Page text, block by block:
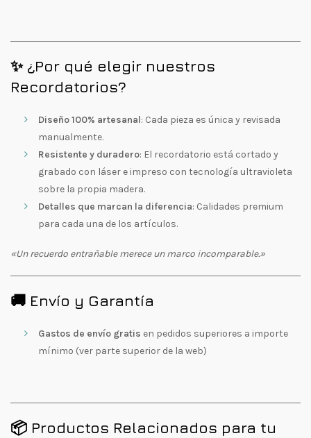
✨ ¿Por qué elegir nuestros
Recordatorios?
Diseño 100% artesanal: Cada pieza es única y revisada
manualmente.
Resistente y duradero: El recordatorio está cortado y
grabado con láser e impreso con tecnología ultravioleta
sobre la propia madera.
Detalles que marcan la diferencia: Calidades premium
para cada una de los artículos.
«Un recuerdo entrañable merece un marco incomparable.»
🚚 Envío y Garantía
Gastos de envío gratis en pedidos superiores a importe
mínimo (ver parte superior de la web)
📦 Productos Relacionados para tu